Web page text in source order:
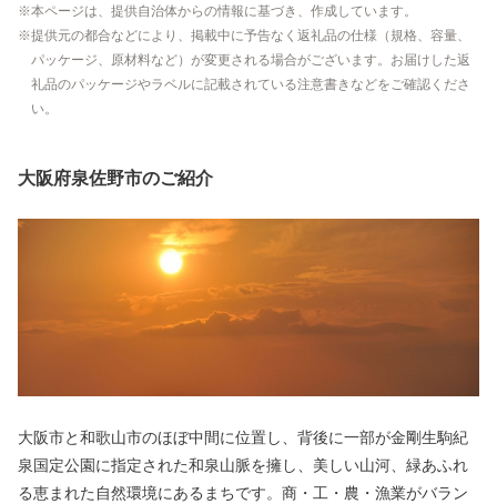
本ページは、提供自治体からの情報に基づき、作成しています。
提供元の都合などにより、掲載中に予告なく返礼品の仕様（規格、容量、
パッケージ、原材料など）が変更される場合がございます。お届けした返
礼品のパッケージやラベルに記載されている注意書きなどをご確認くださ
い。
大阪府泉佐野市のご紹介
大阪市と和歌山市のほぼ中間に位置し、背後に一部が金剛生駒紀
泉国定公園に指定された和泉山脈を擁し、美しい山河、緑あふれ
る恵まれた自然環境にあるまちです。商・工・農・漁業がバラン